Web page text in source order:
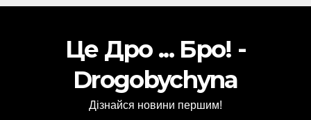
Це Дро ... Бро! -
Drogobychyna
Дізнайся новини першим!